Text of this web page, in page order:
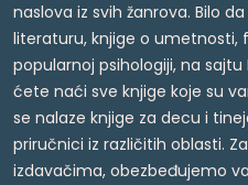
naslova iz svih žanrova. Bilo
literaturu, knjige o umetnosti,
popularnoj psihologiji, na sajtu
ćete naći sve knjige koje su
se nalaze knjige za decu i
priručnici iz različitih oblasti.
izdavačima, obezbeđujemo